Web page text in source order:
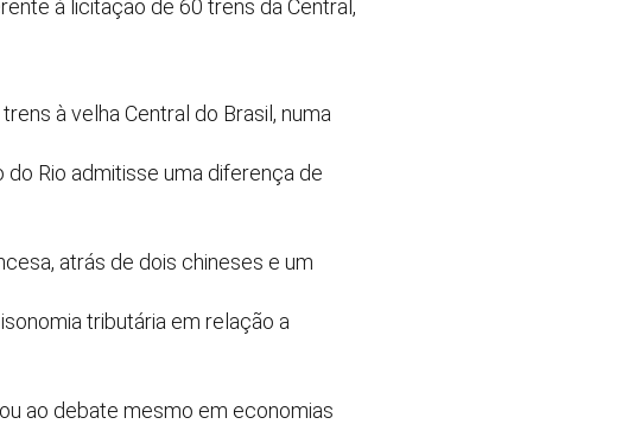
à licitação de 60 trens da Central,
à velha Central do Brasil, numa
Rio admitisse uma diferença de
atrás de dois chineses e um
tributária em relação a
ao debate mesmo em economias